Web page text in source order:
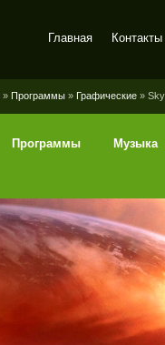
Главная Контакты
» Программы » Графические »
Программы Музыка